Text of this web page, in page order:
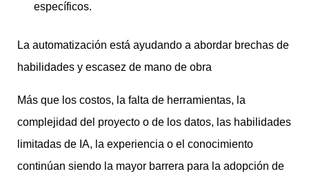
específicos.
La automatización está ayudando a abordar brechas de
habilidades y escasez de mano de obra
Más que los costos, la falta de herramientas, la
complejidad del proyecto o de los datos, las habilidades
limitadas de IA, la experiencia o el conocimiento
continúan siendo la mayor barrera para la adopción de